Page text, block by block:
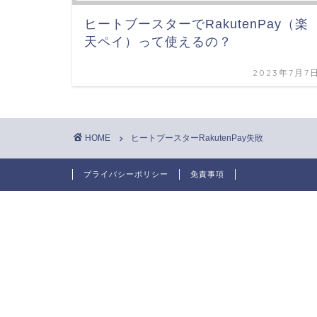
ヒートブースターでRakutenPay（楽
天ペイ）って使えるの？
2023年7月7
HOME ヒートブースターRakutenPay失敗
プライバシーポリシー 免責事項